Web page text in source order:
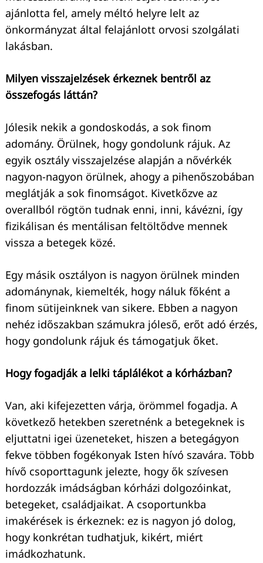
ajánlotta fel, amely méltó helyre lelt az
önkormányzat által felajánlott orvosi szolgálati
lakásban.
Milyen visszajelzések érkeznek bentről az
összefogás láttán?
Jólesik nekik a gondoskodás, a sok finom
adomány. Örülnek, hogy gondolunk rájuk. Az
egyik osztály visszajelzése alapján a nővérkék
nagyon-nagyon örülnek, ahogy a pihenőszobában
meglátják a sok finomságot. Kivetkőzve az
overallból rögtön tudnak enni, inni, kávézni, így
fizikálisan és mentálisan feltöltődve mennek
vissza a betegek közé.
Egy másik osztályon is nagyon örülnek minden
adománynak, kiemelték, hogy náluk főként a
finom sütijeinknek van sikere. Ebben a nagyon
nehéz időszakban számukra jóleső, erőt adó érzés,
hogy gondolunk rájuk és támogatjuk őket.
Hogy fogadják a lelki táplálékot a kórházban?
Van, aki kifejezetten várja, örömmel fogadja. A
következő hetekben szeretnénk a betegeknek is
eljuttatni igei üzeneteket, hiszen a betegágyon
fekve többen fogékonyak Isten hívó szavára. Több
hívő csoporttagunk jelezte, hogy ők szívesen
hordozzák imádságban kórházi dolgozóinkat,
betegeket, családjaikat. A csoportunkba
imakérések is érkeznek: ez is nagyon jó dolog,
hogy konkrétan tudhatjuk, kikért, miért
imádkozhatunk.
Keresés: